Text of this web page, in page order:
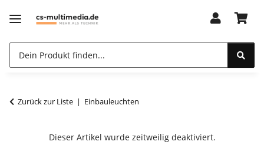
Zurück zur Liste Einbauleuchten
Dieser Artikel wurde zeitweilig deaktiviert.